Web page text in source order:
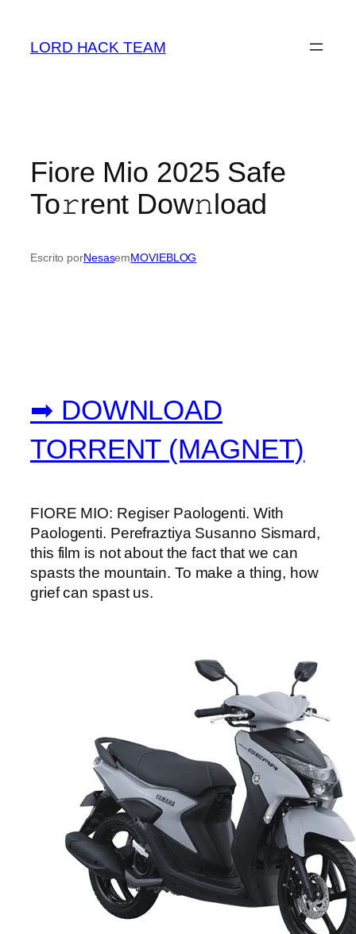
LORD HACK TEAM
Fiore Mio 2025 Safe
To𝚛rent Dow𝚗load
Escrito porNesasemMOVIEBLOG
➡ DOWNLOAD
TORRENT (MAGNET)
FIORE MIO: Regiser Paologenti. With
Paologenti. Perefraztiya Susanno Sismard,
this film is not about the fact that we can
spasts the mountain. To make a thing, how
grief can spast us.